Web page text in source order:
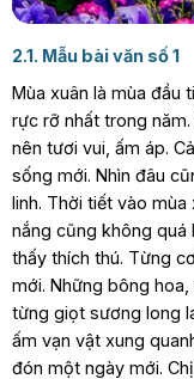
2.1. Mẫu bài văn số 1
Mùa xuân là mùa đầu
rực rỡ nhất trong
nên tươi vui, ấm áp.
sống mới. Nhìn đâu
linh. Thời tiết vào
nắng cũng không quá
thấy thích thú. Từng
mới. Những bông
từng giọt sương long
ấm vạn vật xung
đón một ngày mới.